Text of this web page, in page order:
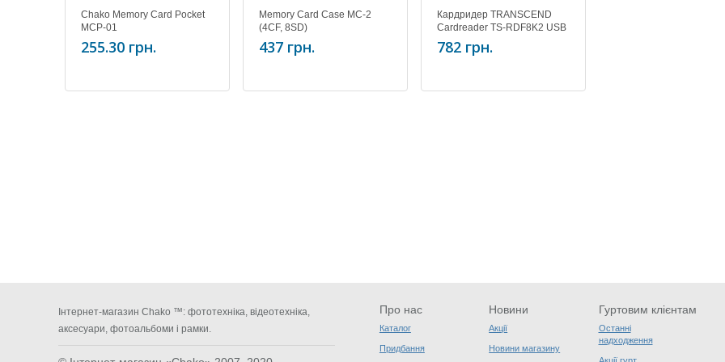
Chako Memory Card Pocket
MCP-01
255.30 грн.
Memory Card Case MC-2
(4CF, 8SD)
437 грн.
Кардридер TRANSCEND
Cardreader TS-RDF8K2 USB
3.0 Multi cardireader
782 грн.
Інтернет-магазин Chako ™: фототехніка, відеотехніка,
аксесуари, фотоальбоми і рамки.
Про нас
Каталог
Придбання
Новини
Акції
Новини магазину
Гуртовим клієнтам
Останні
надходження